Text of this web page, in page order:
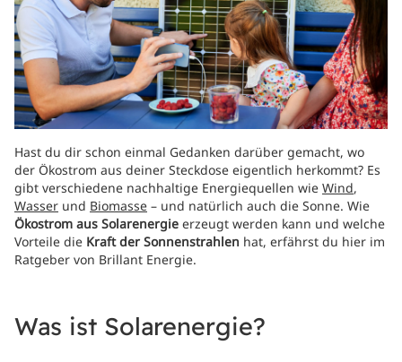
Hast du dir schon einmal Gedanken darüber gemacht, wo
der Ökostrom aus deiner Steckdose eigentlich herkommt? Es
gibt verschiedene nachhaltige Energiequellen wie Wind,
Wasser und Biomasse – und natürlich auch die Sonne. Wie
Ökostrom aus Solarenergie erzeugt werden kann und welche
Vorteile die Kraft der Sonnenstrahlen hat, erfährst du hier im
Ratgeber von Brillant Energie.
Was ist Solarenergie?